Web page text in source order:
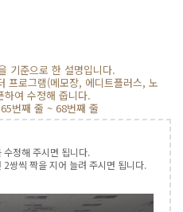
준으로 한 설명입니다.
로그램(메모장, 에디트플러스, 노
하여 수정해 줍니다.
번째 줄 ~ 68번째 줄
수정해 주시면 됩니다.
쌍씩 짝을 지어 늘려 주시면 됩니다.